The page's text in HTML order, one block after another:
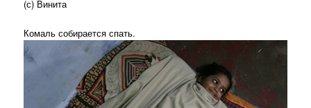
(с) Винита
Комаль собирается спать.